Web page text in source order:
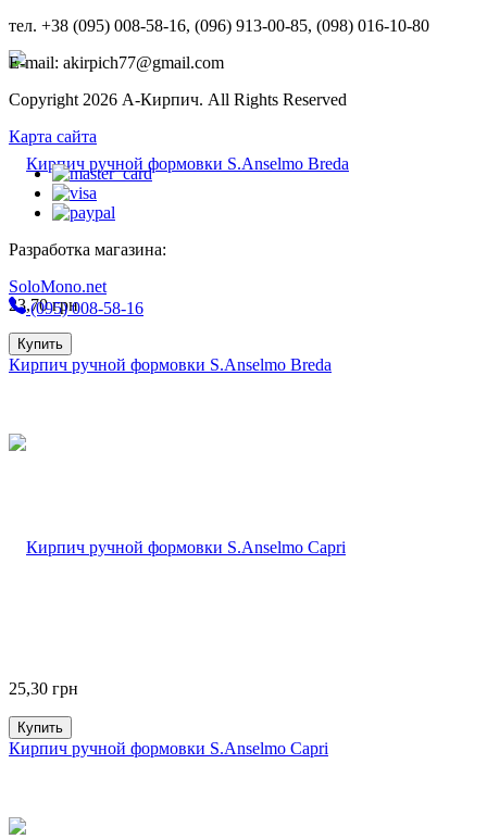
23,70грн
Купить
Кирпич ручной формовки S.Anselmo Breda
25,30 грн
Купить
Кирпич ручной формовки S.Anselmo Capri
тел. +38 (095) 008-58-16, (096) 913-00-85, (098) 016-10-80
E-mail: akirpich77@gmail.com
Copyright 2026 А-Кирпич. All Rights Reserved
Карта сайта
Разработка магазина:
SoloMono.net
(095) 008-58-16